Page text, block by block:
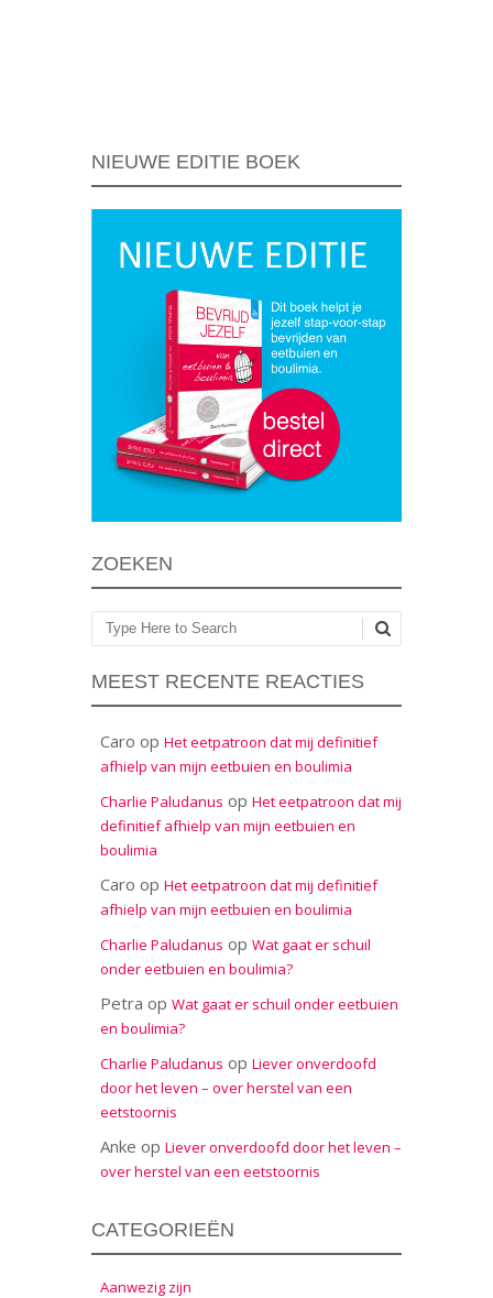
NIEUWE EDITIE BOEK
ZOEKEN
Zoeken
MEEST RECENTE REACTIES
Caro op Het eetpatroon dat mij definitief
afhielp van mijn eetbuien en boulimia
Charlie Paludanus op Het eetpatroon dat mij
definitief afhielp van mijn eetbuien en
boulimia
Caro op Het eetpatroon dat mij definitief
afhielp van mijn eetbuien en boulimia
Charlie Paludanus op Wat gaat er schuil
onder eetbuien en boulimia?
Petra op Wat gaat er schuil onder eetbuien
en boulimia?
Charlie Paludanus op Liever onverdoofd
door het leven – over herstel van een
eetstoornis
Anke op Liever onverdoofd door het leven –
over herstel van een eetstoornis
CATEGORIEËN
Aanwezig zijn